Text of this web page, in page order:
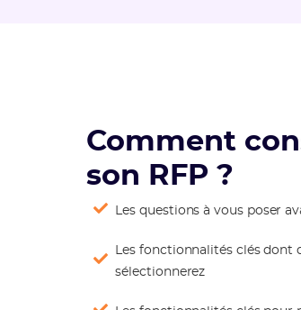
Comment
son RFP ?
Les questions à vous poser
Les fonctionnalités clés dont
sélectionnerez